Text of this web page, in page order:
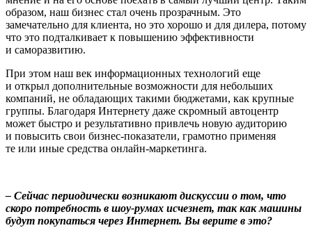
образом, наш бизнес стал очень прозрачным. Это
замечательно для клиента, но это хорошо и для дилера, потому
что это подталкивает к повышению эффективности
и саморазвитию.
При этом наш век информационных технологий еще
и открыл дополнительные возможности для небольших
компаний, не обладающих такими бюджетами, как крупные
группы. Благодаря Интернету даже скромный автоцентр
может быстро и результативно привлечь новую аудиторию
и повысить свои бизнес-показатели, грамотно применяя
те или иные средства онлайн-маркетинга.
– Сейчас периодически возникают дискуссии о том, что
скоро потребность в шоу-румах исчезнет, так как машины
будут покупаться через Интернет. Вы верите в это?